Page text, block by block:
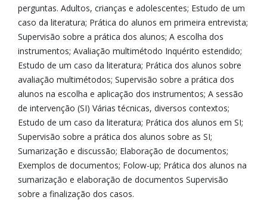
perguntas. Adultos, crianças e adolescentes; Estudo de um
caso da literatura; Prática do alunos em primeira entrevista;
Supervisão sobre a prática dos alunos; A escolha dos
instrumentos; Avaliação multimétodo Inquérito estendido;
Estudo de um caso da literatura; Prática dos alunos sobre
avaliação multimétodos; Supervisão sobre a prática dos
alunos na escolha e aplicação dos instrumentos; A sessão
de intervenção (SI) Várias técnicas, diversos contextos;
Estudo de um caso da literatura; Prática dos alunos em SI;
Supervisão sobre a prática dos alunos sobre as SI;
Sumarização e discussão; Elaboração de documentos;
Exemplos de documentos; Folow-up; Prática dos alunos na
sumarização e elaboração de documentos Supervisão
sobre a finalização dos casos.